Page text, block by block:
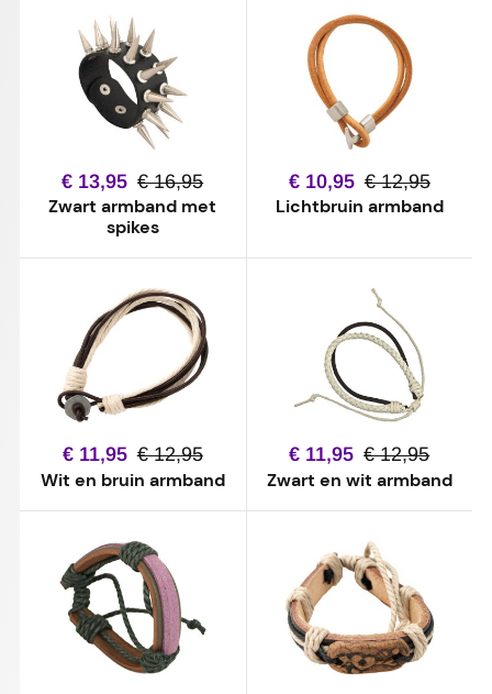
Zwart armband met
spikes
€ 13,95 € 16,95
Lichtbruin armband
€ 10,95 € 12,95
Wit en bruin armband
€ 11,95 € 12,95
Zwart en wit armband
€ 11,95 € 12,95